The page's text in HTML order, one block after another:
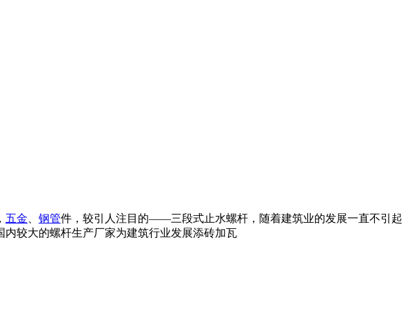
， 五金 钢管件，较引人注目的——三段式止水螺杆，随着建筑业的发展一直不引起
较大的螺杆生产厂家为建筑行业发展添砖加瓦